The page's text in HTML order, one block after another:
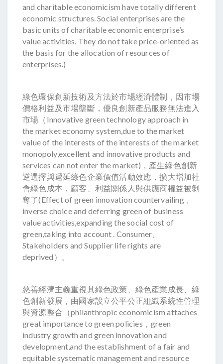
and charitable economicism have totally different
economic structures. Social enterprises are the
basic units of charitable economic enterprise’s
value activities. They do not take price-oriented as
the basis for the allocation of resources of
enterprises.)
綠色環保創新技術及方法於市場經濟體制，因市場
價格利益及市場壟斷，優良創新產品服務無法進入
市場（Innovative green technology approach in
the market economy system,due to the market
value of the interests of the interests of the market
monopoly,excellent and innovative products and
services can not enter the market)，產生綠色創新
逆選擇與遞延綠色企業價值活動效應，擴大增加社
會綠色成本，顧客、利益關係人與供應商權益被剝
奪了(Effect of green innovation countervailing 、
inverse choice and deferring green of business
value activities,expanding the social cost of
green,taking into account . Consumer、
Stakeholders and Supplier life rights are
deprived）。
慈善經濟主義重視其綠色政策、綠色產業成長、綠
色創新發展，由國家設立公平公正組織系統性管理
與資源整合（philanthropic economicism attaches
great importance to green policies，green
industry growth and green innovation and
development,and the establishment of a fair and
equitable systematic management and resource